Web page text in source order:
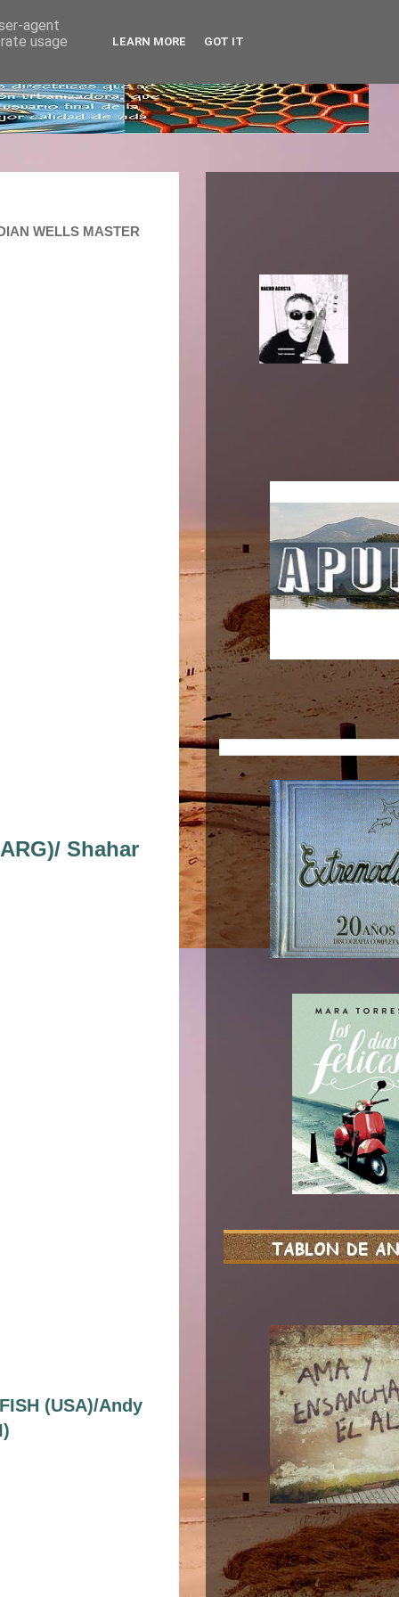
WELLS MASTER
Shahar
(USA)/Andy
agent
usage
LEARN MORE GOT IT